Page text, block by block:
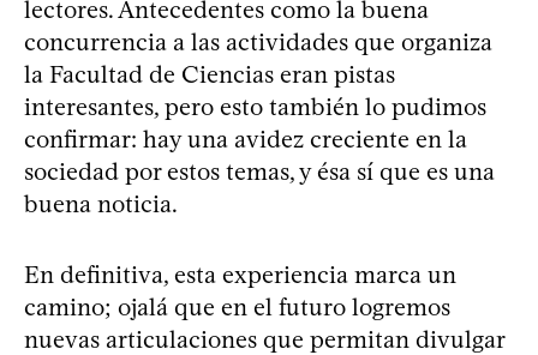
lectores. Antecedentes como la buena
concurrencia a las actividades que organiza
la Facultad de Ciencias eran pistas
interesantes, pero esto también lo pudimos
confirmar: hay una avidez creciente en la
sociedad por estos temas, y ésa sí que es una
buena noticia.
En definitiva, esta experiencia marca un
camino; ojalá que en el futuro logremos
nuevas articulaciones que permitan divulgar